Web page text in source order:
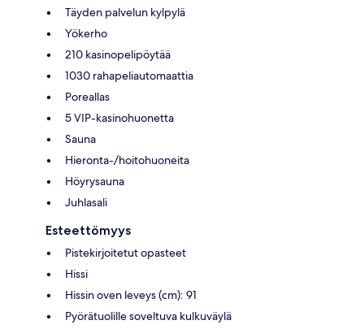
Täyden palvelun kylpylä
Yökerho
210 kasinopelipöytää
1030 rahapeliautomaattia
Poreallas
5 VIP-kasinohuonetta
Sauna
Hieronta-/hoitohuoneita
Höyrysauna
Juhlasali
Esteettömyys
Pistekirjoitetut opasteet
Hissi
Hissin oven leveys (cm): 91
Pyörätuolille soveltuva kulkuväylä